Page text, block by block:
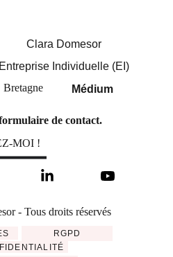
Bretagne
Clara Domesor
Entreprise Individuelle (EI)
de contact.
Médium
- Tous droits réservés
MOI !
RGPD